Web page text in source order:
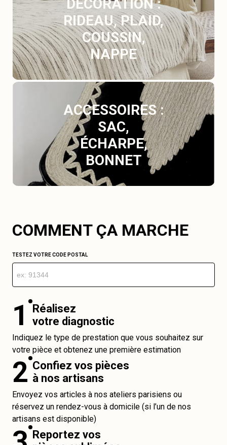
DÉCORATION :
RIDEAU, PLAID,
COUSSIN,
NAPPE
ACCESSOIRES :
SAC,
ÉCHARPE,
BONNET
COMMENT ÇA MARCHE
TESTEZ VOTRE CODE POSTAL
1
Réalisez
votre diagnostic
Indiquez le type de prestation que vous souhaitez sur
votre pièce et obtenez une première estimation
2 Confiez vos pièces
à nos artisans
Envoyez vos articles à nos ateliers parisiens ou
réservez un rendez-vous à domicile (si l’un de nos
artisans est disponible)
Reportez vos